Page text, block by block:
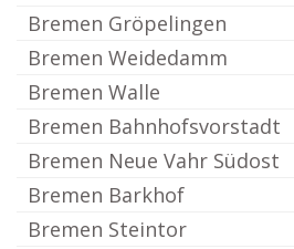
Bremen Gröpelingen
Bremen Weidedamm
Bremen Walle
Bremen Bahnhofsvorstadt
Bremen Neue Vahr Südost
Bremen Barkhof
Bremen Steintor